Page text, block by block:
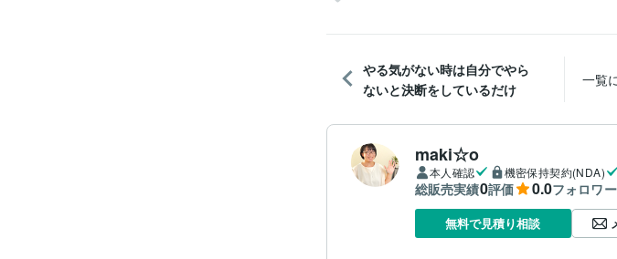
やる気がない時は自分でやら
ないと決断をしているだけ
一覧
maki☆o
本人確認 機密保持契約(NDA)
総販売実績0評価 0.0フォロワー
無料で見積り相談